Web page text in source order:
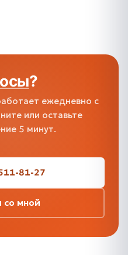
?
ежедневно с
или оставьте
5 минут.
81-27
со мной